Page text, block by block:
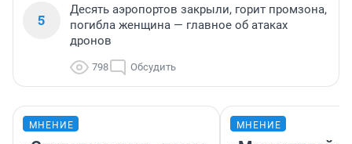
5
Десять аэропортов закрыли, горит промзона,
погибла женщина — главное об атаках
дронов
798 Обсудить
МНЕНИЕ МНЕНИЕ